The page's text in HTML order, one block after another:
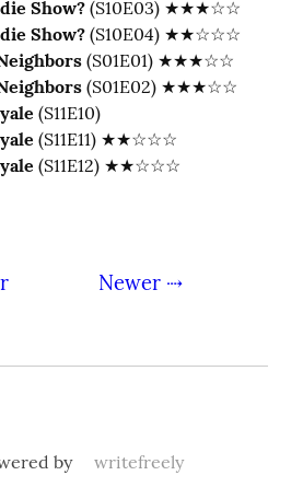
Show? (S10E03) ★★★☆☆
Show? (S10E04) ★★☆☆☆
(S01E01) ★★★☆☆
(S01E02) ★★★☆☆
(S11E10)
(S11E11) ★★☆☆☆
(S11E12) ★★☆☆☆
Newer ⇢
by writefreely